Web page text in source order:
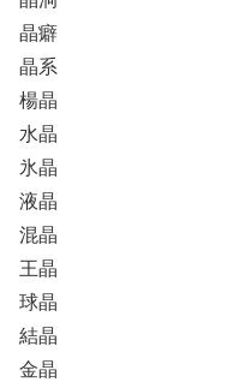
晶癖
晶系
楊晶
水晶
氷晶
液晶
混晶
王晶
球晶
結晶
金晶